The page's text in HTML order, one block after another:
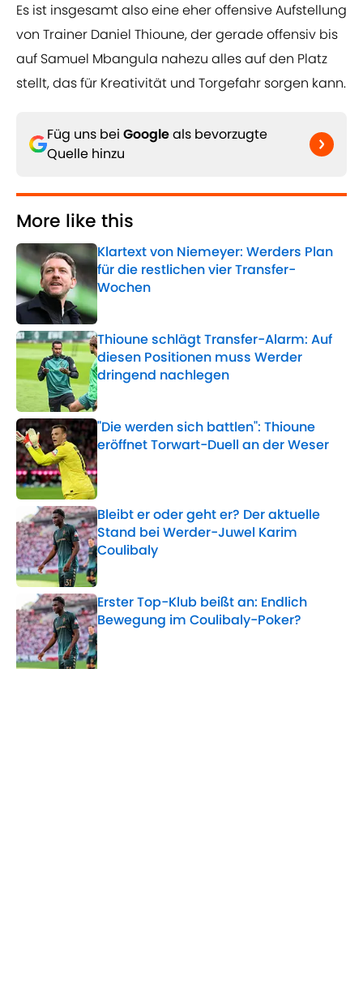
Es ist insgesamt also eine eher offensive Aufstellung
von Trainer Daniel Thioune, der gerade offensiv bis
auf Samuel Mbangula nahezu alles auf den Platz
stellt, das für Kreativität und Torgefahr sorgen kann.
Füg uns bei Googleals bevorzugte
Quelle hinzu
More like this
Klartext von Niemeyer: Werders Plan
für die restlichen vier Transfer-
Wochen
Published by on Invalid Date
Thioune schlägt Transfer-Alarm: Auf
diesen Positionen muss Werder
dringend nachlegen
Published by on Invalid Date
"Die werden sich battlen": Thioune
eröffnet Torwart-Duell an der Weser
Published by on Invalid Date
Bleibt er oder geht er? Der aktuelle
Stand bei Werder-Juwel Karim
Coulibaly
Published by on Invalid Date
Erster Top-Klub beißt an: Endlich
Bewegung im Coulibaly-Poker?
Published by on Invalid Date